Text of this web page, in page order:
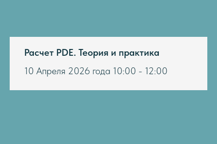
Расчет PDE. Теория и практика
10 Апреля 2026 года 10:00 - 12:00